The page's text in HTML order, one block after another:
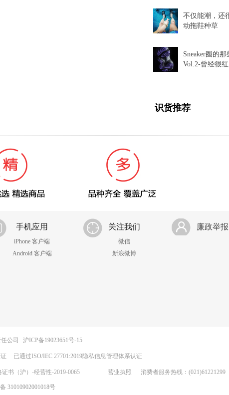
不仅能潮，
动拖鞋种草
Sneaker圈的
Vol.2-曾经很
识货推荐
手机应用
iPhone 客户端
Android 客户端
关注我们
微信
新浪微博
廉政举报
公司 沪ICP备19023651号-15
已通过ISO/IEC 27701:2019隐私信息管理体系认证
书（沪）-经营性-2019-0065 营业执照 消费者服务热线：(021)61221299
31010902001018号